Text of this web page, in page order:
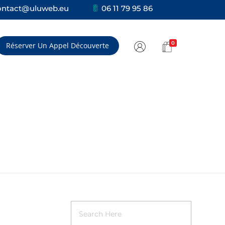
06 11 79 95 86
Réserver Un Appel Découverte 0